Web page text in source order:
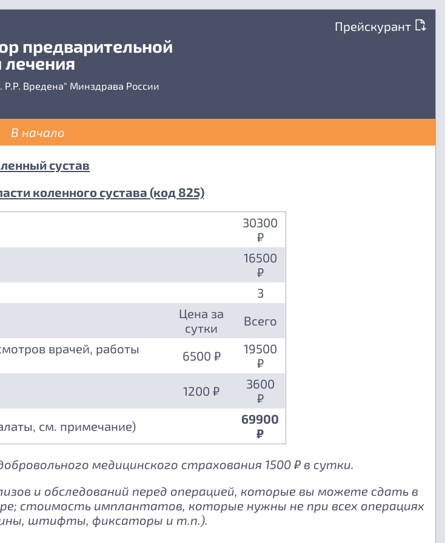
Прейскурант
предварительной
Вредена" Минздрава России
В начало
сустав
коленного сустава (код 825)
30300
₽
16500
₽
3
Цена за
сутки
Всего
врачей, работы
6500 ₽
19500
₽
1200 ₽
3600
₽
см. примечание)
69900
₽
медицинского страхования 1500 ₽ в сутки.
и обследований перед операцией, которые вы можете сдать в
стоимость имплантатов, которые нужны не при всех операциях
штифты, фиксаторы и т.п.).